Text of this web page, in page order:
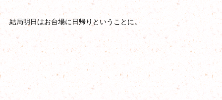
結局明日はお台場に日帰りということに。